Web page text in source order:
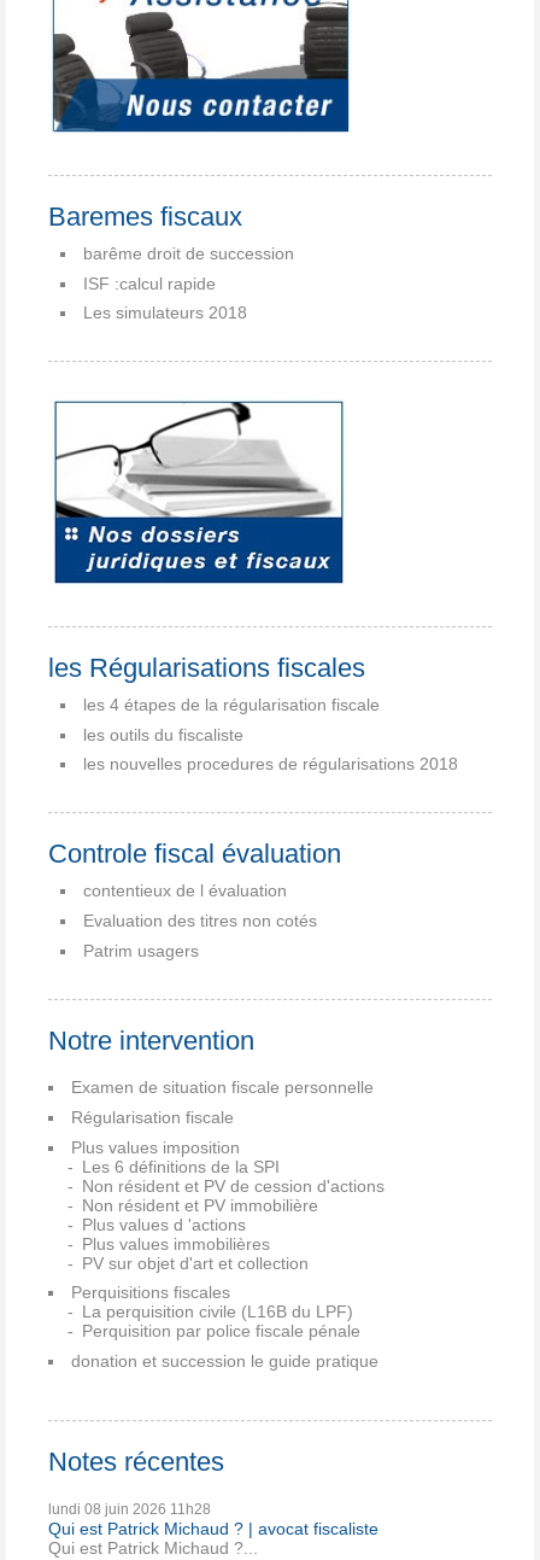
Baremes fiscaux
barême droit de succession
ISF :calcul rapide
Les simulateurs 2018
les Régularisations fiscales
les 4 étapes de la régularisation fiscale
les outils du fiscaliste
les nouvelles procedures de régularisations 2018
Controle fiscal évaluation
contentieux de l évaluation
Evaluation des titres non cotés
Patrim usagers
Notre intervention
Examen de situation fiscale personnelle
Régularisation fiscale
Plus values imposition
Les 6 définitions de la SPI
Non résident et PV de cession d'actions
Non résident et PV immobilière
Plus values d 'actions
Plus values immobilières
PV sur objet d'art et collection
Perquisitions fiscales
La perquisition civile (L16B du LPF)
Perquisition par police fiscale pénale
donation et succession le guide pratique
Notes récentes
lundi 08 juin 2026 11h28
Qui est Patrick Michaud ? | avocat fiscaliste
Qui est Patrick Michaud ?...